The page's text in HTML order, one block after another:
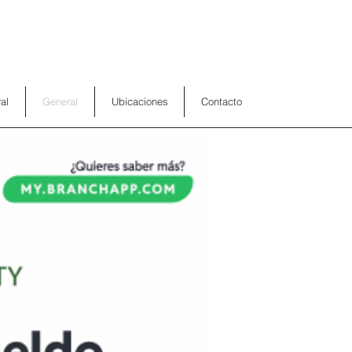
General Ubicaciones Contacto